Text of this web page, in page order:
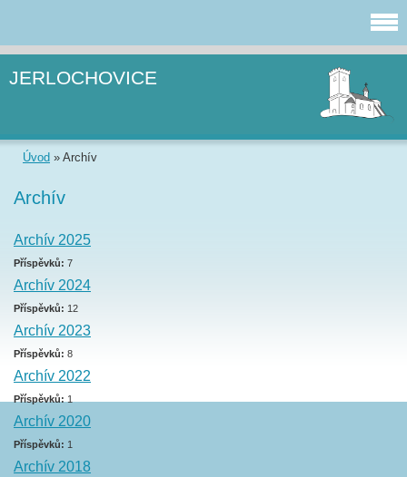
JERLOCHOVICE
Úvod » Archív
Archív
Archív 2025
Příspěvků: 7
Archív 2024
Příspěvků: 12
Archív 2023
Příspěvků: 8
Archív 2022
Příspěvků: 1
Archív 2020
Příspěvků: 1
Archív 2018